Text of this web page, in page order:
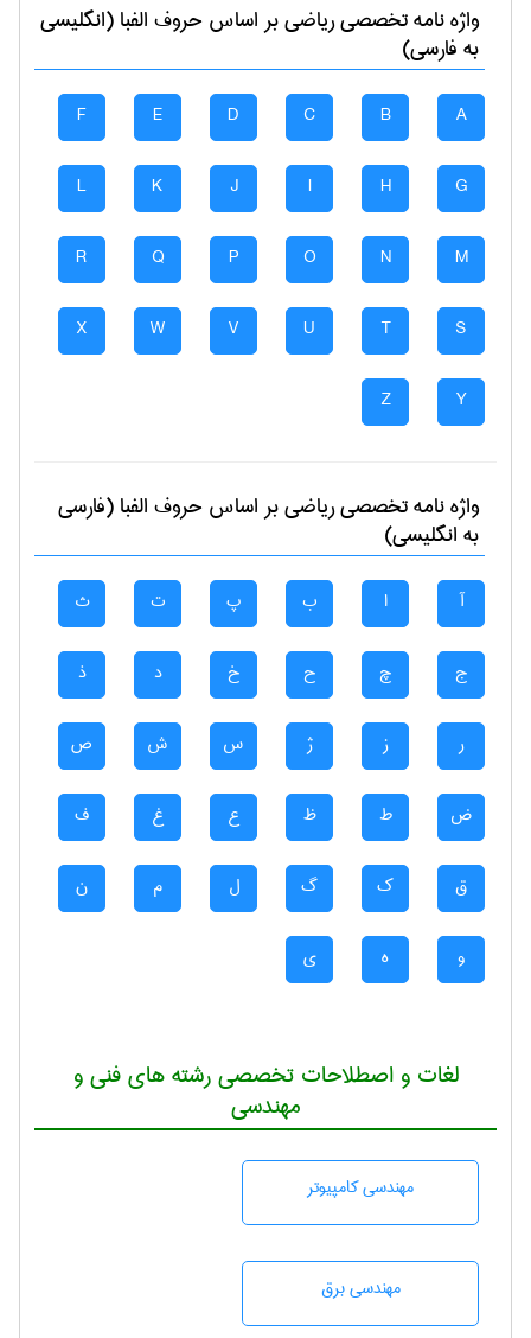
واژه نامه تخصصیرياضیبر اساس حروف الفبا (انگلیسی
به فارسی)
A
B
C
D
E
F
G
H
I
J
K
L
M
N
O
P
Q
R
S
T
U
V
W
X
Y
Z
واژه نامه تخصصیرياضیبر اساس حروف الفبا (فارسی
به انگلیسی)
آ ا ب پ ت ث
ج چ ح خ د ذ
ر ز ژ س ش ص
ض ط ظ ع غ ف
ق ک گ ل م ن
و ه ی
لغات و اصطلاحات تخصصی رشته های فنی و
مهندسی
مهندسی كامپيوتر
مهندسی برق